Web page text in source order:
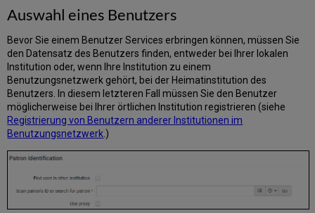
Auswahl eines Benutzers
Bevor Sie einem Benutzer Services erbringen können, müssen Sie
den Datensatz des Benutzers finden, entweder bei Ihrer lokalen
Institution oder, wenn Ihre Institution zu einem
Benutzungsnetzwerk gehört, bei der Heimatinstitution des
Benutzers. In diesem letzteren Fall müssen Sie den Benutzer
möglicherweise bei Ihrer örtlichen Institution registrieren (siehe
Registrierung von Benutzern anderer Institutionen im
Benutzungsnetzwerk .)